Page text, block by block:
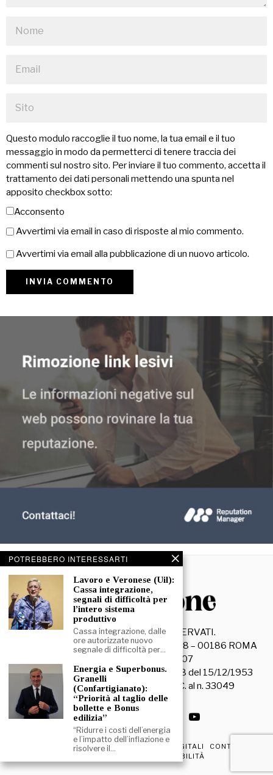
Questo modulo raccoglie il tuo nome, la tua email e il tuo
messaggio in modo da permetterci di tenere traccia dei
commenti sul nostro sito. Per inviare il tuo commento, accetta il
trattamento dei dati personali mettendo una spunta nel
apposito checkbox sotto:
Acconsento
Avvertimi via email in caso di risposte al mio commento.
Avvertimi via email alla pubblicazione di un nuovo articolo.
© 2026- TUTTI I DIRITTI RISERVATI.
La Discussione S.r.l. – Piazza Capranica, 78 – 00186 ROMA
C.F. e P. IVA 15045971007
Registrazione Tribunale di Roma n. 3628 del 15/12/1953
La società editrice è iscritta al R.O.C. al n. 33049
PRIVACY & COOKIE POLICY EDIZIONI DIGITALI
CONTATTI
DICHIARAZIONE DI ACCESSIBILITÀ
POTREBBERO INTERESSARTI
Lavoro e Veronese (Uil):
Cassa integrazione,
segnali di difficoltà per
l’intero sistema
produttivo
Cassa integrazione, dalle
ore autorizzate nuovo
segnale di difficoltà per…
Energia e Superbonus.
Granelli
(Confartigianato):
“Priorità al taglio delle
bollette e Bonus
edilizia”
“Ridurre i costi dell’energia
e l’impatto dell’inflazione e
risolvere il…